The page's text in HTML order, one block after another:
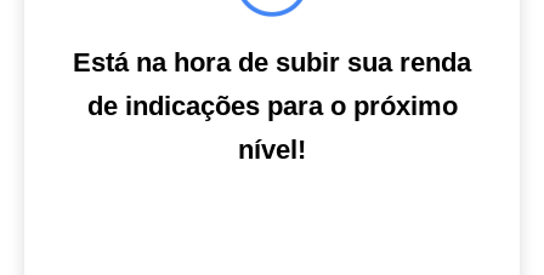
Está na hora de subir sua renda
de indicações para o próximo
nível!